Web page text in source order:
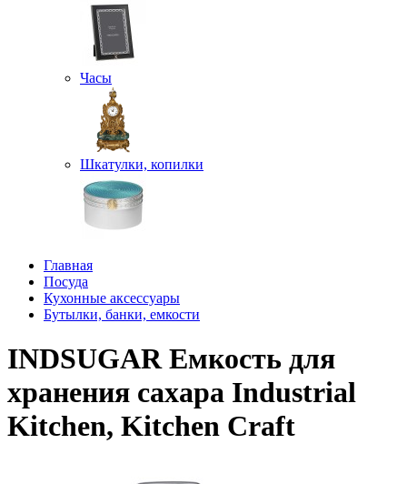
Часы
Шкатулки, копилки
Главная
Посуда
Кухонные аксессуары
Бутылки, банки, емкости
INDSUGAR Емкость для
хранения сахара Industrial
Kitchen, Kitchen Craft